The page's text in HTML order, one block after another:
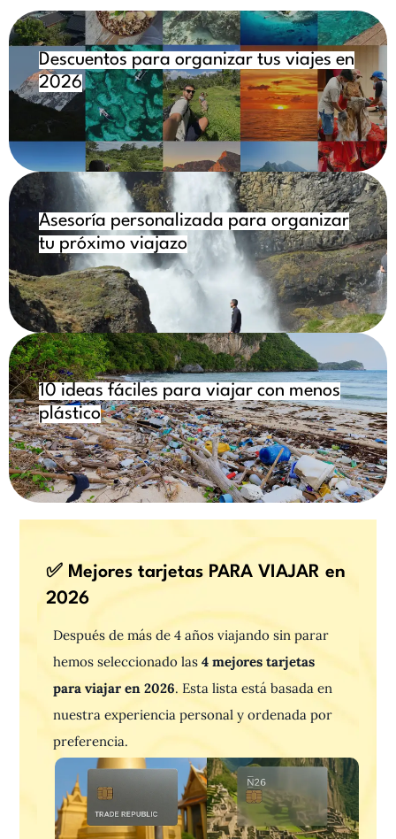
Descuentos para organizar tus viajes en
2026
Asesoría personalizada para organizar
tu próximo viajazo
10 ideas fáciles para viajar con menos
plástico
✅ Mejores tarjetas PARA VIAJAR en
2026
Después de más de 4 años viajando sin parar
hemos seleccionado las4 mejores tarjetas
para viajar en 2026. Esta lista está basada en
nuestra experiencia personal y ordenada por
preferencia.